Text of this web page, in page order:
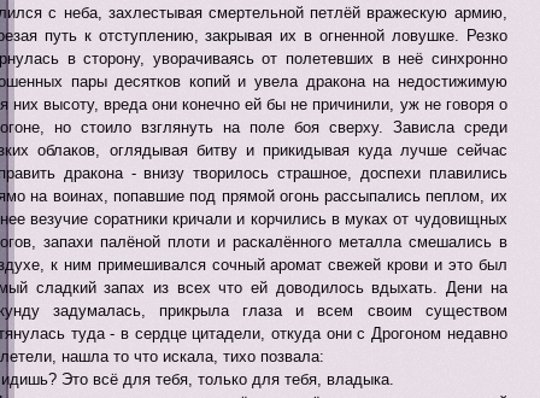
с неба, захлестывая смертельной петлёй вражескую армию,
путь к отступлению, закрывая их в огненной ловушке. Резко
в сторону, уворачиваясь от полетевших в неё синхронно
пары десятков копий и увела дракона на недостижимую
них высоту, вреда они конечно ей бы не причинили, уж не говоря о
но стоило взглянуть на поле боя сверху. Зависла среди
облаков, оглядывая битву и прикидывая куда лучше сейчас
дракона - внизу творилось страшное, доспехи плавились
на воинах, попавшие под прямой огонь рассыпались пеплом, их
везучие соратники кричали и корчились в муках от чудовищных
запахи палёной плоти и раскалённого металла смешались в
к ним примешивался сочный аромат свежей крови и это был
сладкий запах из всех что ей доводилось вдыхать. Дени на
задумалась, прикрыла глаза и всем своим существом
туда - в сердце цитадели, откуда они с Дрогоном недавно
нашла то что искала, тихо позвала:
Это всё для тебя, только для тебя, владыка.